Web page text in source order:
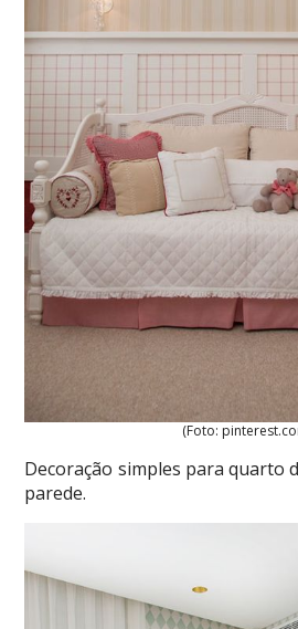
(Foto:
Decoração simples para quarto
parede.